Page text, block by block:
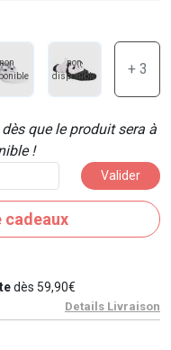
non
non
disponible
+ 3
que le produit sera à
!
Valider
cadeaux
dès 59,90€
Details Livraison